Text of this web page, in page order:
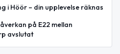
i Höör – din upplevelse räknas
på E22 mellan
avslutat